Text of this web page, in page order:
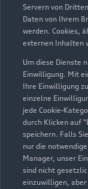
Servern von
Daten von Ihrem
werden. Cookies,
externen Inhalten
Um diese Dienste
Einwilligung. Mit
Ihre Einwilligung
einzelne
jede Cookie-
durch Klicken auf
speichern. Falls
nur die
Manager, unser
sind nicht
einzuwilligen,
Zu den Rädern